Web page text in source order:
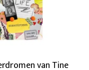
van Tine